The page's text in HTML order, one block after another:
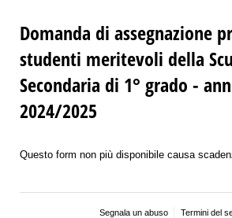
Domanda di assegnazione
studenti meritevoli della
Secondaria di 1° grado -
2024/2025
Questo form non più disponibile causa
Segnala un abuso Termini del